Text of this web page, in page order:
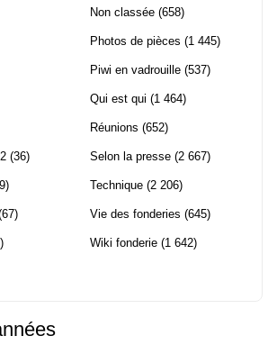
(36)
Non classée (658)
Photos de pièces (1 445)
Piwi en vadrouille (537)
Qui est qui (1 464)
Réunions (652)
Selon la presse (2 667)
Technique (2 206)
Vie des fonderies (645)
Wiki fonderie (1 642)